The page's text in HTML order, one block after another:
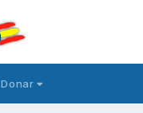
Donar